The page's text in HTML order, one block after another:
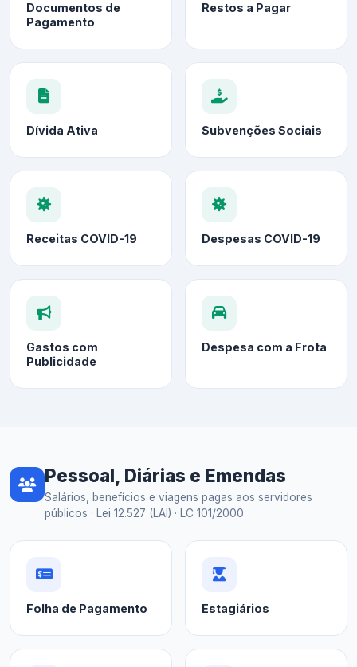
Documentos de
Pagamento
Restos a Pagar
Dívida Ativa Subvenções Sociais
Receitas COVID-19 Despesas COVID-19
Gastos com
Publicidade
Despesa com a Frota
Pessoal, Diárias e Emendas
Salários, benefícios e viagens pagas aos servidores
públicos · Lei 12.527 (LAI) · LC 101/2000
Folha de Pagamento Estagiários